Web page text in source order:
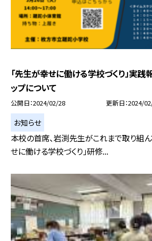
「先生が幸せに働ける学校づくり」実践
ップについて
公開日 2024/02/28 更新日 2024/
お知らせ
本校の首席、岩渕先生がこれまで取り組
せに働ける学校づくり」研修...